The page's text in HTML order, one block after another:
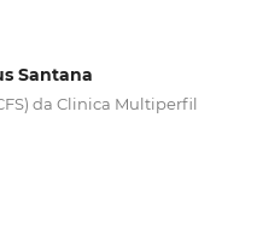
Santana
da Clinica Multiperfil